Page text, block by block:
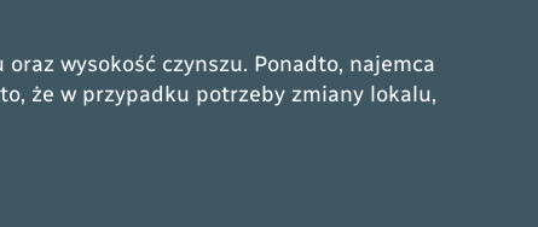
wysokość czynszu. Ponadto, najemca
że w przypadku potrzeby zmiany lokalu,